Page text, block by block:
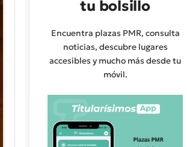
tu bolsillo
Encuentra plazas PMR, consulta
noticias, descubre lugares
accesibles y mucho más desde tu
móvil.